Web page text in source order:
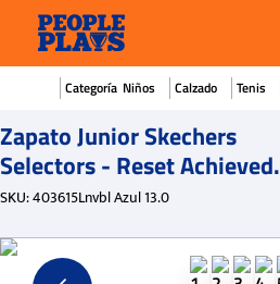
Niños Calzado Tenis
Zapato Junior Skechers
Selectors - Reset Achieved.
SKU:403615Lnvbl Azul 13.0